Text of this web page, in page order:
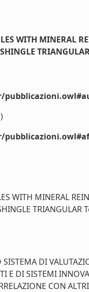
WITH MINERAL
SHINGLE
WITH MINERAL
DI
E DI SISTEMI
CON